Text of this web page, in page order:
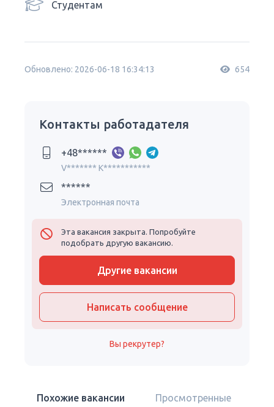
Студентам
Обновлено: 2026-06-18 16:34:13 654
Контакты работадателя
+48******
V******* K***********
******
Электронная почта
Эта вакансия закрыта. Попробуйте
подобрать другую вакансию.
Другие вакансии
Написать сообщение
Вы рекрутер?
Похожие вакансии Просмотренные